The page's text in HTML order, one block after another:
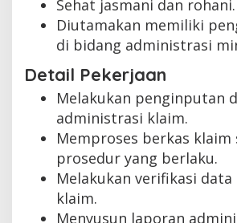
Sehat jasmani dan rohani.
Diutamakan memiliki
di bidang administrasi
Detail Pekerjaan
Melakukan penginputan
administrasi klaim.
Memproses berkas klaim
prosedur yang berlaku.
Melakukan verifikasi
klaim.
Menyusun laporan